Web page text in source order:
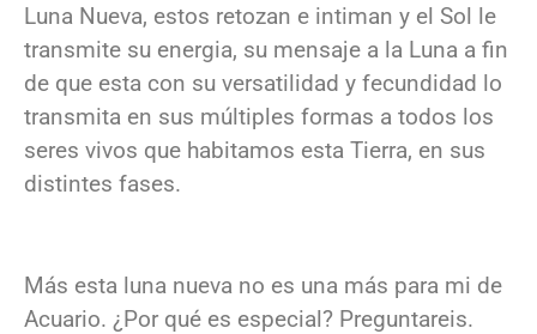
Luna Nueva, estos retozan e intiman y el Sol le
transmite su energia, su mensaje a la Luna a fin
de que esta con su versatilidad y fecundidad lo
transmita en sus múltiples formas a todos los
seres vivos que habitamos esta Tierra, en sus
distintes fases.
Más esta luna nueva no es una más para mi de
Acuario. ¿Por qué es especial? Preguntareis.